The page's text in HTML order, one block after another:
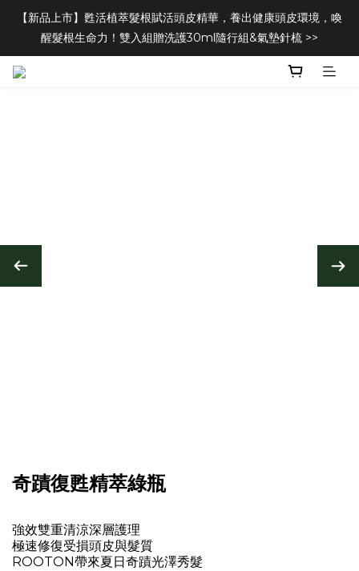
【新品上市】甦活植萃髮根賦活頭皮精華，養出健康頭皮環境，喚
醒髮根生命力！雙入組贈洗護30ml隨行組&氣墊針梳 >>
奇蹟復甦精萃綠瓶
強效雙重清涼深層護理
極速修復受損頭皮與髮質
ROOTON帶來夏日奇蹟光澤秀髮